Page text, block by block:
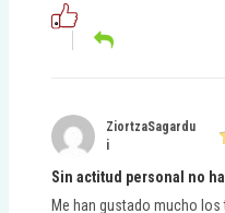
ZiortzaSagardu
I
Sin actitud personal no
Me han gustado mucho